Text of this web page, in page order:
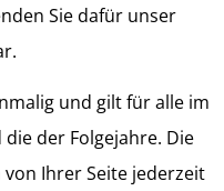
Sie dafür unser
und gilt für alle im
der Folgejahre. Die
Ihrer Seite jederzeit